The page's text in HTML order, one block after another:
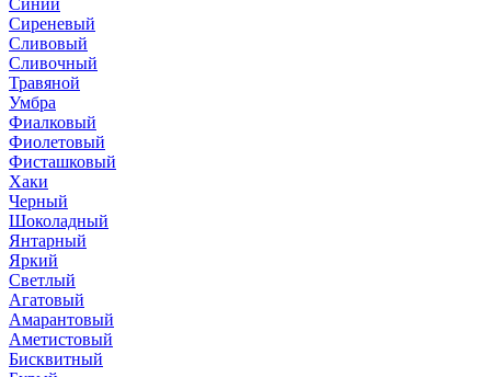
Синий
Сиреневый
Сливовый
Сливочный
Травяной
Умбра
Фиалковый
Фиолетовый
Фисташковый
Хаки
Черный
Шоколадный
Янтарный
Яркий
Светлый
Агатовый
Амарантовый
Аметистовый
Бисквитный